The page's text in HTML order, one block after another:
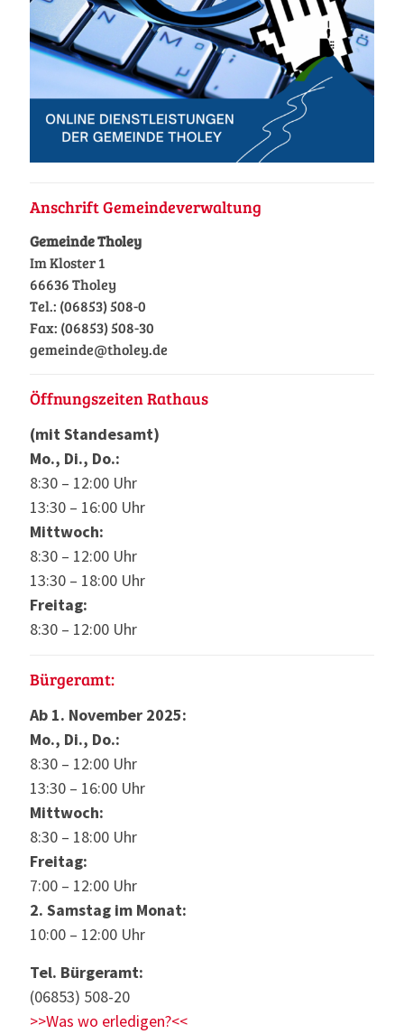
Anschrift Gemeindeverwaltung
Gemeinde Tholey
Im Kloster 1
66636 Tholey
Tel.: (06853) 508-0
Fax: (06853) 508-30
gemeinde@tholey.de
Öffnungszeiten Rathaus
(mit Standesamt)
Mo., Di., Do.:
8:30 – 12:00 Uhr
13:30 – 16:00 Uhr
Mittwoch:
8:30 – 12:00 Uhr
13:30 – 18:00 Uhr
Freitag:
8:30 – 12:00 Uhr
Bürgeramt:
Ab 1. November 2025:
Mo., Di., Do.:
8:30 – 12:00 Uhr
13:30 – 16:00 Uhr
Mittwoch:
8:30 – 18:00 Uhr
Freitag:
7:00 – 12:00 Uhr
2. Samstag im Monat:
10:00 – 12:00 Uhr
Tel. Bürgeramt:
(06853) 508-20
>>Was wo erledigen?<<